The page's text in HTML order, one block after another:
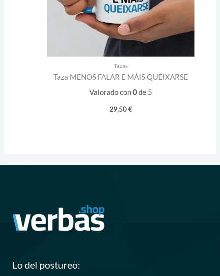
Tazas
Taza MENOS FALAR E MÁIS QUEIXARSE
Valorado con0de 5
29,50€
Lo del postureo: